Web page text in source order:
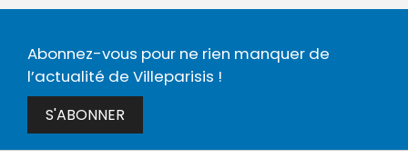
Abonnez-vous pour ne rien manquer de
l’actualité de Villeparisis !
S'ABONNER